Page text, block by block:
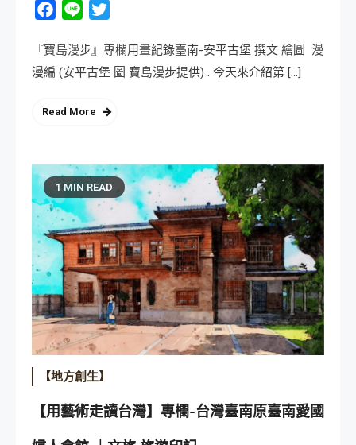
Facebook
Line
『寶島漫步』專欄用畫紀錄臺南-安平古堡 撰文 繪圖 漫
漫編 (安平古堡 圖 寶島漫步提供) . 今天來介紹第 […]
Read More
1 MIN READ
【地方創生】
【用藝術走讀台灣】專欄-台灣臺南原臺南愛國